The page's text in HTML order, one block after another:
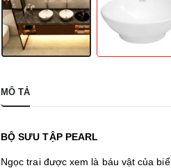
MÔ TẢ
BỘ SƯU TẬP PEARL
Ngọc trai được xem là báu vật của